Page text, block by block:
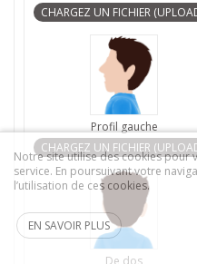
Profil gauche
Notre site utilise des cookies pour
service. En poursuivant votre
l’utilisation de ces cookies.
EN SAVOIR PLUS